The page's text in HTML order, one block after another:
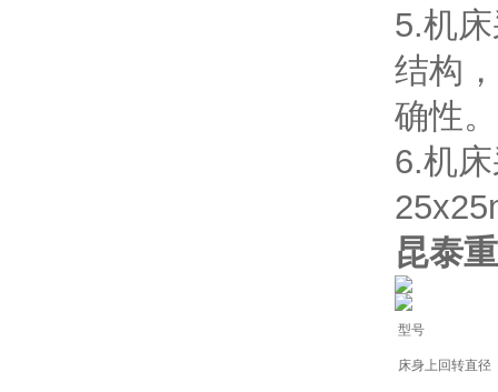
5.机
结构
确性。
6.机
昆泰
型号
床身上回转直径